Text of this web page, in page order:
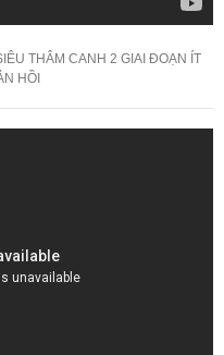
THÂM CANH 2 GIAI ĐOẠN ÍT
HỒI